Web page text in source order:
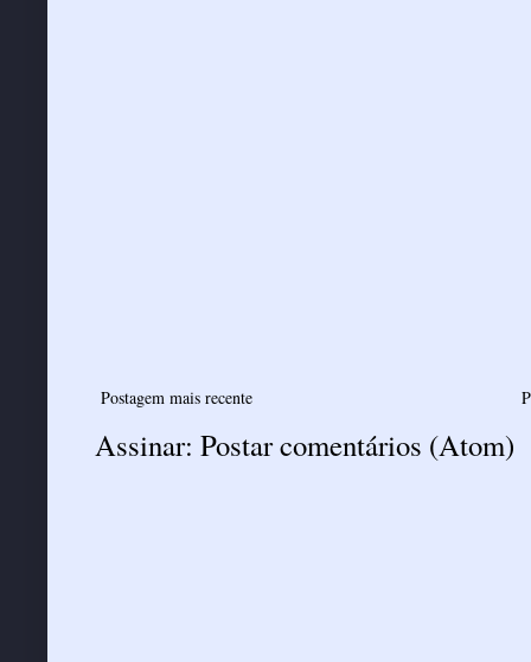
Postagem mais recente
Assinar: Postar comentários (Atom)